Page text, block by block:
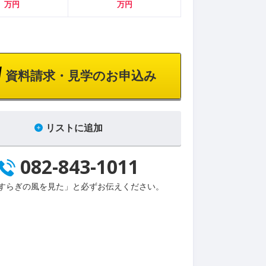
万円 万円
資料請求・見学のお申込み
リストに追加
082-843-1011
ぎの風を見た」と必ずお伝えください。